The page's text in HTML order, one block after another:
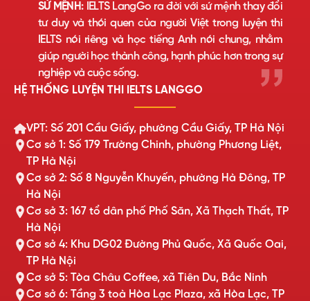
SỨ MỆNH:IELTS LangGo ra đời với sứ mệnh thay đổi
tư duy và thói quen của người Việt trong luyện thi
IELTS nói riêng và học tiếng Anh nói chung, nhằm
giúp người học thành công, hạnh phúc hơn trong sự
nghiệp và cuộc sống.
HỆ THỐNG LUYỆN THI IELTS LANGGO
VPT: Số 201 Cầu Giấy, phường Cầu Giấy, TP Hà Nội
Cơ sở 1: Số 179 Trường Chinh, phường Phương Liệt,
TP Hà Nội
Cơ sở 2: Số 8 Nguyễn Khuyến, phường Hà Đông, TP
Hà Nội
Cơ sở 3: 167 tổ dân phố Phố Săn, Xã Thạch Thất, TP
Hà Nội
Cơ sở 4: Khu DG02 Đường Phủ Quốc, Xã Quốc Oai,
TP Hà Nội
Cơ sở 5: Tòa Châu Coffee, xã Tiên Du, Bắc Ninh
Cơ sở 6: Tầng 3 toà Hòa Lạc Plaza, xã Hòa Lạc, TP